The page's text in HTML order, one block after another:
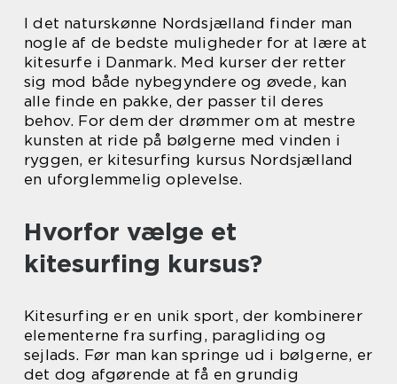
I det naturskønne Nordsjælland finder man
nogle af de bedste muligheder for at lære at
kitesurfe i Danmark. Med kurser der retter
sig mod både nybegyndere og øvede, kan
alle finde en pakke, der passer til deres
behov. For dem der drømmer om at mestre
kunsten at ride på bølgerne med vinden i
ryggen, er kitesurfing kursus Nordsjælland
en uforglemmelig oplevelse.
Hvorfor vælge et
kitesurfing kursus?
Kitesurfing er en unik sport, der kombinerer
elementerne fra surfing, paragliding og
sejlads. Før man kan springe ud i bølgerne, er
det dog afgørende at få en grundig